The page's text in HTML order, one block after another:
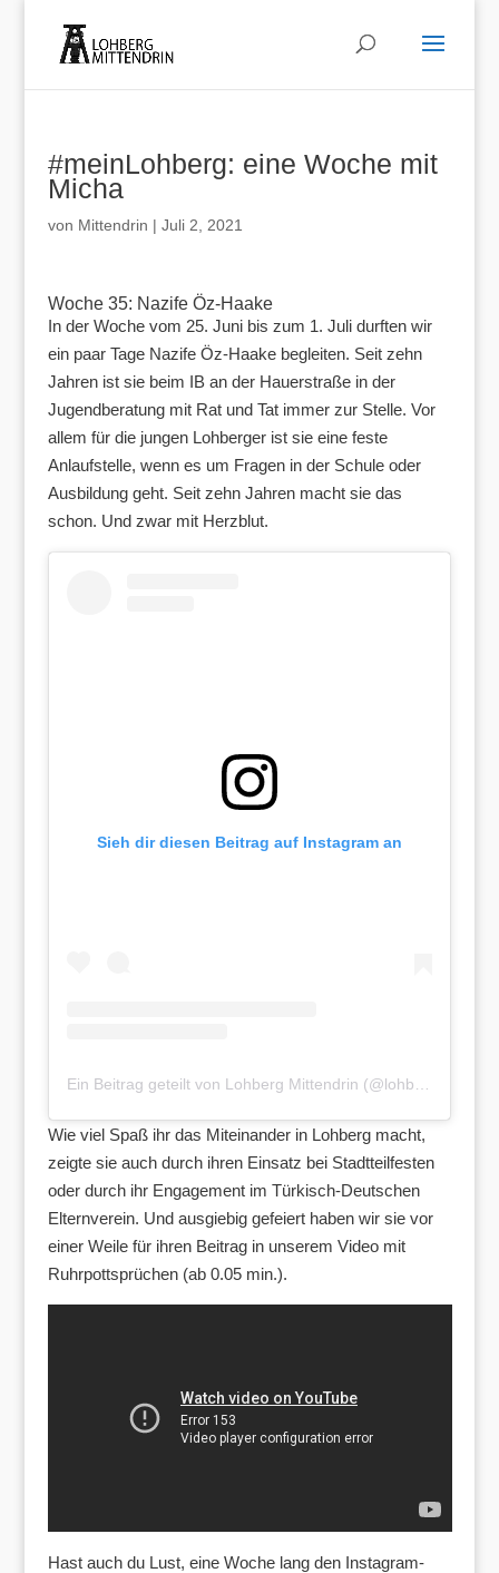
#meinLohberg: eine Woche mit
Micha
von Mittendrin | Juli 2, 2021
Woche 35: Nazife Öz-Haake
In der Woche vom 25. Juni bis zum 1. Juli durften wir
ein paar Tage Nazife Öz-Haake begleiten. Seit zehn
Jahren ist sie beim IB an der Hauerstraße in der
Jugendberatung mit Rat und Tat immer zur Stelle. Vor
allem für die jungen Lohberger ist sie eine feste
Anlaufstelle, wenn es um Fragen in der Schule oder
Ausbildung geht. Seit zehn Jahren macht sie das
schon. Und zwar mit Herzblut.
Sieh dir diesen Beitrag auf Instagram an
Wie viel Spaß ihr das Miteinander in Lohberg macht,
zeigte sie auch durch ihren Einsatz bei Stadtteilfesten
oder durch ihr Engagement im Türkisch-Deutschen
Elternverein. Und ausgiebig gefeiert haben wir sie vor
einer Weile für ihren Beitrag in unserem Video mit
Ruhrpottsprüchen (ab 0.05 min.).
Hast auch du Lust, eine Woche lang den Instagram-